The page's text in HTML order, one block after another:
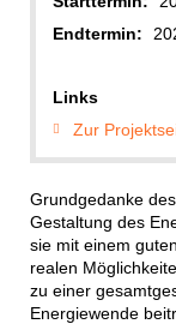
Endtermin:
Links
Zur
Grundgedanke
Gestaltung des
sie mit einem
realen
zu einer
Energiewende